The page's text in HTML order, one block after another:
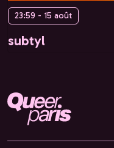
23:59 - 15 août
subtyl